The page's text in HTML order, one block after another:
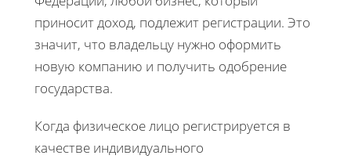
приносит доход, подлежит регистрации. Это
значит, что владельцу нужно оформить
новую компанию и получить одобрение
государства.
Когда физическое лицо регистрируется в
качестве индивидуального